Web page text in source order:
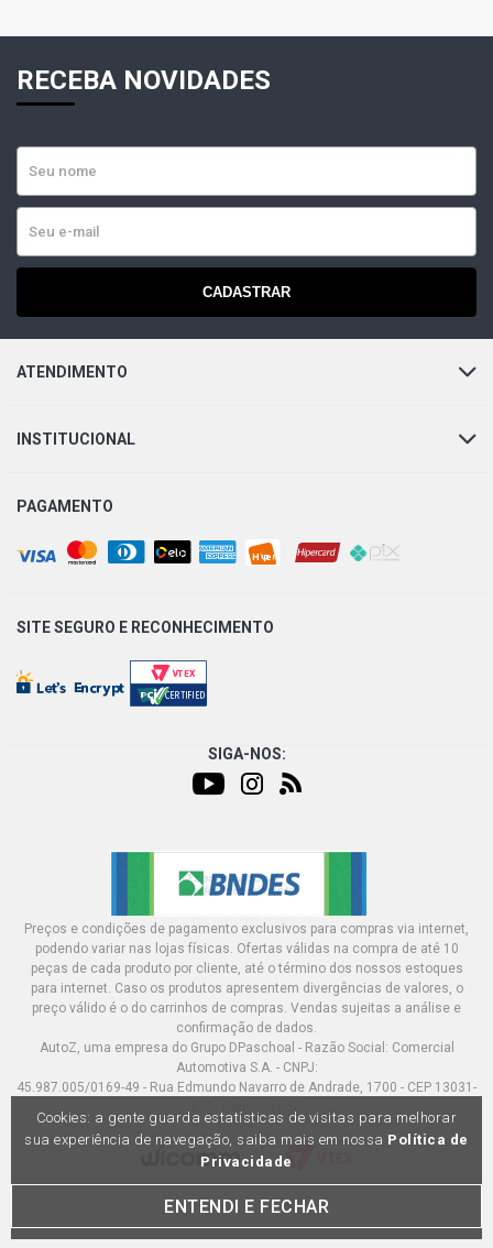
GOL G2 ATLANTA HATCH 1.8 8V AP (1995 - 1996)
GOL G2 CL HATCH 1.8 8V AP (1997 - 1999)
GOL G2 GLI HATCH 1.8 8V AP (1995 - 2001)
GOL G2 TSI HATCH 1.8 8V AP (1996 - 1997)
GOL G2 TSI HATCH 2.0 16V AP (1997 - 1999)
GOL G2 STD HATCH 2.0 8V AP (1995 - 2000)
GOL G2 TSI HATCH 2.0 8V AP (1997 - 1999)
GOL G3 FUN HATCH 1.0 16V AT EA111 GASOLINA (2001 -
GOL G3 HIGHWAY HATCH 1.0 16V AT EA111 GASOLINA
(2001 - 2004)
GOL G3 OURO HATCH 1.0 16V AT EA111 GASOLINA
GOL G3 PLUS HATCH 1.0 16V AT EA111 GASOLINA (2000
- 2005)
GOL G3 TURBO HATCH 1.0 16V AT TURBO GASOLINA
RECEBA NOVIDADES
CADASTRAR
ATENDIMENTO
INSTITUCIONAL
PAGAMENTO
SITE SEGURO E RECONHECIMENTO
SIGA-NOS:
Preços e condições de pagamento exclusivos para compras via internet,
podendo variar nas lojas físicas. Ofertas válidas na compra de até 10
peças de cada produto por cliente, até o término dos nossos estoques
para internet. Caso os produtos apresentem divergências de valores, o
preço válido é o do carrinhos de compras. Vendas sujeitas a análise e
confirmação de dados.
AutoZ, uma empresa do Grupo DPaschoal - Razão Social: Comercial
Automotiva S.A. - CNPJ:
45.987.005/0169-49 - Rua Edmundo Navarro de Andrade, 1700 - CEP 13031-
Cookies: a gente guarda estatísticas de visitas para melhorar
sua experiência de navegação, saiba mais em nossa Política de
Privacidade
ENTENDI E FECHAR